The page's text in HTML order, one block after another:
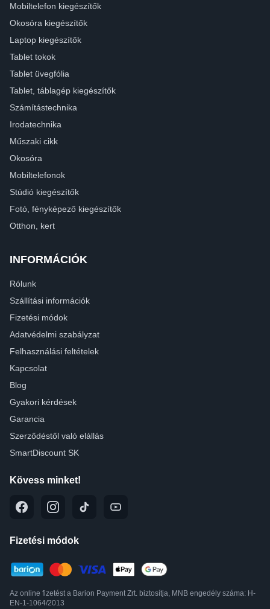
Mobiltelefon kiegészítők
Okosóra kiegészítők
Laptop kiegészítők
Tablet tokok
Tablet üvegfólia
Tablet, táblagép kiegészítők
Számítástechnika
Irodatechnika
Műszaki cikk
Okosóra
Mobiltelefonok
Stúdió kiegészítők
Fotó, fényképező kiegészítők
Otthon, kert
INFORMÁCIÓK
Rólunk
Szállítási információk
Fizetési módok
Adatvédelmi szabályzat
Felhasználási feltételek
Kapcsolat
Blog
Gyakori kérdések
Garancia
Szerződéstől való elállás
SmartDiscount SK
Kövess minket!
Fizetési módok
Az online fizetést a Barion Payment Zrt. biztosítja, MNB engedély száma: H-
EN-1-1064/2013